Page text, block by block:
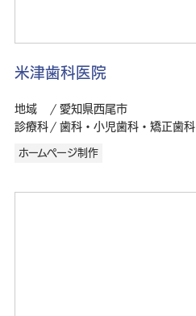
米津歯科医院
地域
愛知県西尾市
診療科
歯科・小児歯科・矯正歯科
ホームページ制作